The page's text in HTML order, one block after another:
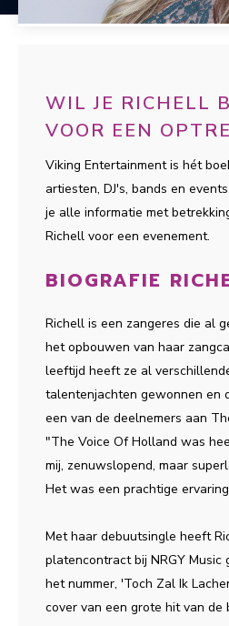
WIL JE RICHELL
VOOR EEN
Viking Entertainment is hét
artiesten, DJ's, bands en
je alle informatie met
Richell voor een evenement.
BIOGRAFIE
Richell is een zangeres die al
het opbouwen van haar
leeftijd heeft ze al
talentenjachten gewonnen en
een van de deelnemers aan
"The Voice Of Holland was
mij, zenuwslopend, maar
Het was een prachtige
Met haar debuutsingle heeft
platencontract bij NRGY Music
het nummer, 'Toch Zal Ik
cover van een grote hit van de